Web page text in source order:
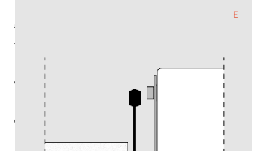
артикул
управление
Pmax (Вт)
Ф (лм)
Тцв (К)
cos φ